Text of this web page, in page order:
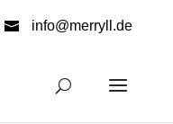
info@merryll.de